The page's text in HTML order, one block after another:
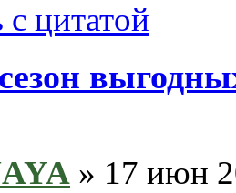
с цитатой
» 17 июн